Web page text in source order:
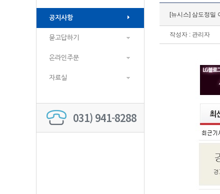
공지사항
묻고답하기
온라인주문
자료실
031) 941-8288
[뉴시스] 삼도정밀
작성자 : 관리자